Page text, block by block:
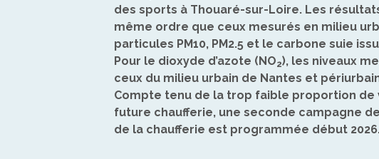
des sports à Thouaré-sur-Loire. Les
même ordre que ceux mesurés en milieu
particules PM10, PM2.5 et le carbone suie
Pour le dioxyde d’azote (NO2), les niveaux
ceux du milieu urbain de Nantes et
Compte tenu de la trop faible proportion de
future chaufferie, une seconde campagne
de la chaufferie est programmée début